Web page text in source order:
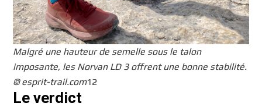
Malgré une hauteur de semelle sous le talon
imposante, les Norvan LD 3 offrent une bonne stabilité.
© esprit-trail.com12
Le verdict